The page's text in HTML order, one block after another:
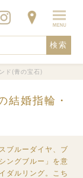
検索
ド(青の宝石)
結婚指輪・
ブルーダイヤ、ブ
ングブルー」を意
ダルリング。こち